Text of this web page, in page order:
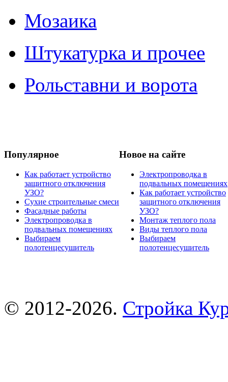
Мозаика
Штукатурка и прочее
Рольставни и ворота
Популярное
Как работает устройство
защитного отключения
УЗО?
Сухие строительные смеси
Фасадные работы
Электропроводка в
подвальных помещениях
Выбираем
полотенцесушитель
Новое на сайте
Электропроводка в
подвальных помещениях
Как работает устройство
защитного отключения
УЗО?
Монтаж теплого пола
Виды теплого пола
Выбираем
полотенцесушитель
© 2012-2026. Стройка